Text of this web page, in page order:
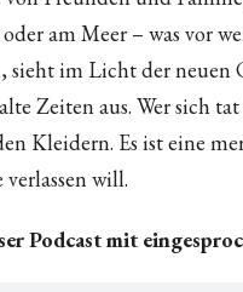
am Meer – was vor
sieht im Licht der neuen
Zeiten aus. Wer sich
Kleidern. Es ist eine
verlassen will.
Podcast mit